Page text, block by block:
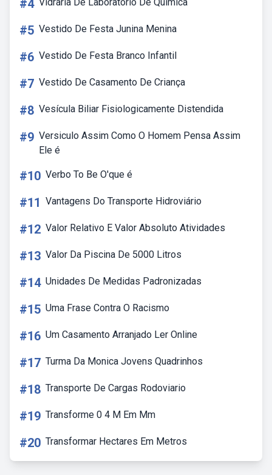
#4
#5 Vestido De Festa Junina Menina
#6 Vestido De Festa Branco Infantil
#7 Vestido De Casamento De Criança
#8 Vesícula Biliar Fisiologicamente Distendida
#9 Versiculo Assim Como O Homem Pensa Assim
Ele é
#10 Verbo To Be O'que é
#11 Vantagens Do Transporte Hidroviário
#12 Valor Relativo E Valor Absoluto Atividades
#13 Valor Da Piscina De 5000 Litros
#14 Unidades De Medidas Padronizadas
#15 Uma Frase Contra O Racismo
#16 Um Casamento Arranjado Ler Online
#17 Turma Da Monica Jovens Quadrinhos
#18 Transporte De Cargas Rodoviario
#19 Transforme 0 4 M Em Mm
#20 Transformar Hectares Em Metros